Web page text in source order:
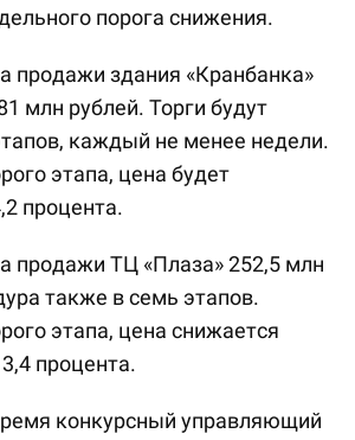
порога снижения.
продажи здания «Кранбанка»
млн рублей. Торги будут
каждый не менее недели.
этапа, цена будет
процента.
продажи ТЦ «Плаза» 252,5 млн
также в семь этапов.
этапа, цена снижается
процента.
конкурсный управляющий